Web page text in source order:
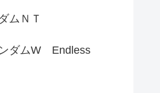
ムＮＴ
ダムW Endless